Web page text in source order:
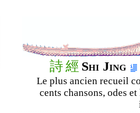
詩經 Shi Jing
Le plus ancien recueil
cents chansons, odes